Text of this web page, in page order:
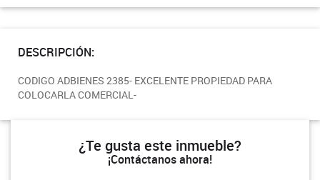
DESCRIPCIÓN:
CODIGO ADBIENES 2385- EXCELENTE PROPIEDAD PARA
COLOCARLA COMERCIAL-
¿Te gusta este inmueble?
¡Contáctanos ahora!